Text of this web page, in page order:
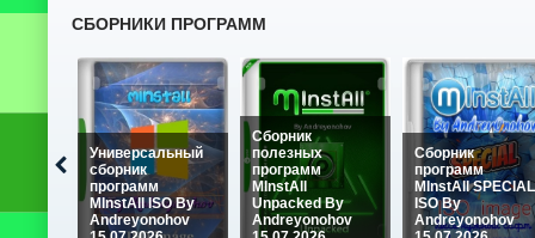
СБОРНИКИ ПРОГРАММ
Универсальный
сборник
программ
MInstAll ISO By
Andreyonohov
Сборник
полезных
программ
MInstAll
Unpacked By
Andreyonohov
Сборник
программ
MInstAll SPECIAL
ISO By
Andreyonohov